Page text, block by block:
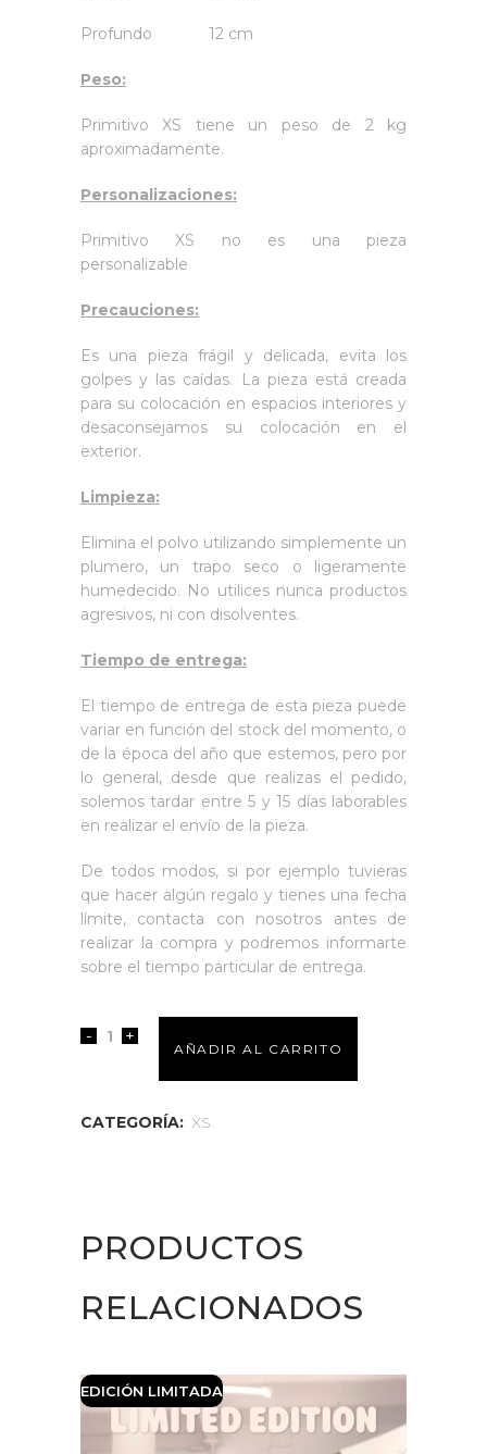
Profundo 12 cm
Peso:
Primitivo XS tiene un peso de 2 kg
aproximadamente.
Personalizaciones:
Primitivo XS no es una pieza
personalizable
Precauciones:
Es una pieza frágil y delicada, evita los
golpes y las caídas. La pieza está creada
para su colocación en espacios interiores y
desaconsejamos su colocación en el
exterior.
Limpieza:
Elimina el polvo utilizando simplemente un
plumero, un trapo seco o ligeramente
humedecido. No utilices nunca productos
agresivos, ni con disolventes.
Tiempo de entrega:
El tiempo de entrega de esta pieza puede
variar en función del stock del momento, o
de la época del año que estemos, pero por
lo general, desde que realizas el pedido,
solemos tardar entre 5 y 15 días laborables
en realizar el envío de la pieza.
De todos modos, si por ejemplo tuvieras
que hacer algún regalo y tienes una fecha
límite, contacta con nosotros antes de
realizar la compra y podremos informarte
sobre el tiempo particular de entrega.
Primitivo
Black
AÑADIR AL CARRITO
CATEGORÍA: XS
PRODUCTOS
RELACIONADOS
EDICIÓN LIMITADA